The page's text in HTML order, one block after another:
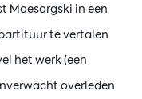
Moesorgski in een
te vertalen
het werk (een
overleden